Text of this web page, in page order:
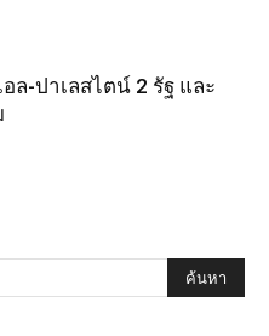
ล-ปาเลสไตน์ 2 รัฐ และ